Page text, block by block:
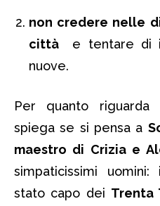
non credere nelle
città
e tentare di
nuove.
Per quanto
spiega se si pensa a
maestro di Crizia e
simpaticissimi
stato capo dei Trenta